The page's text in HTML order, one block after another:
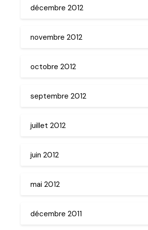
décembre 2012
novembre 2012
octobre 2012
septembre 2012
juillet 2012
juin 2012
mai 2012
décembre 2011